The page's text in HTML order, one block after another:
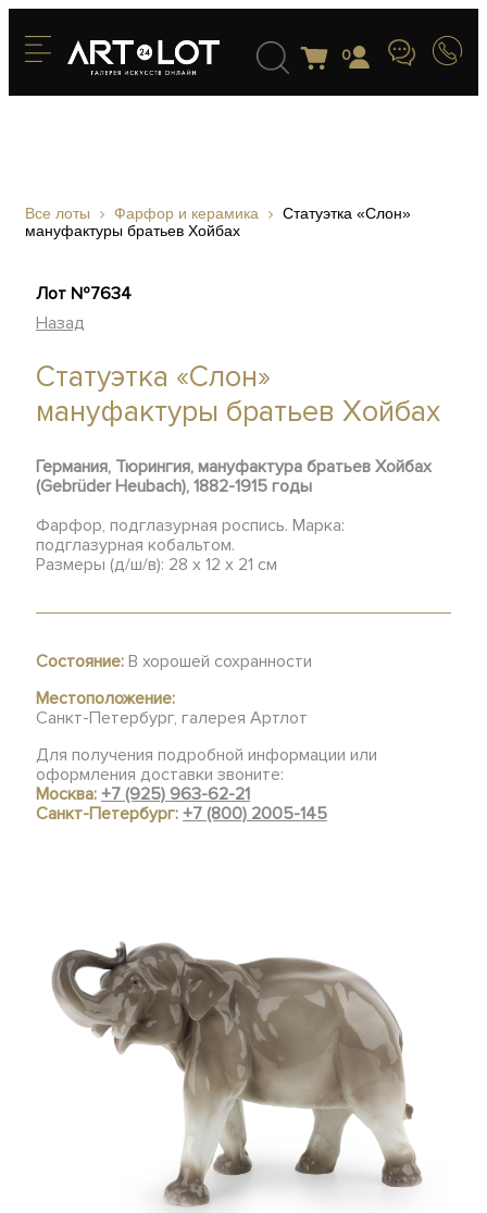
0
Все лоты Фарфор и керамика
Статуэтка «Слон»
мануфактуры братьев Хойбах
Лот №7634
Назад
Статуэтка «Слон»
мануфактуры братьев Хойбах
Германия, Тюрингия, мануфактура братьев Хойбах
(Gebrüder Heubach), 1882-1915 годы
Фарфор, подглазурная роспись. Марка:
подглазурная кобальтом.
Размеры (д/ш/в): 28 х 12 х 21 см
Состояние: В хорошей сохранности
Местоположение:
Санкт-Петербург, галерея Артлот
Для получения подробной информации или
оформления доставки звоните:
Москва:+7 (925) 963-62-21
Санкт-Петербург:+7 (800) 2005-145